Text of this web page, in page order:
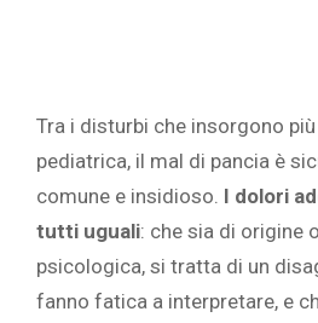
Tra i disturbi che insorgono
pediatrica, il mal di pancia è
comune e insidioso. I dolori
tutti uguali: che sia di origine
psicologica, si tratta di un
fanno fatica a interpretare, e